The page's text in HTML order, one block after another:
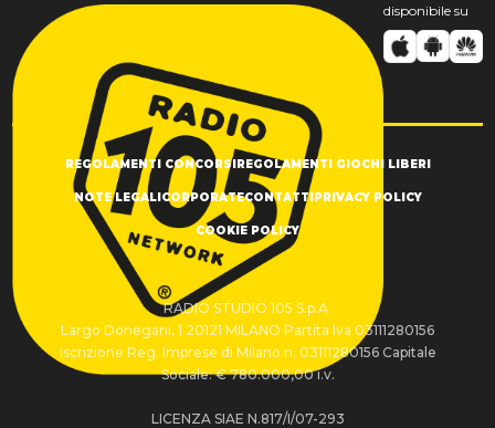
disponibile su
REGOLAMENTI CONCORSIREGOLAMENTI GIOCHI LIBERI
NOTE LEGALICORPORATECONTATTIPRIVACY POLICY
COOKIE POLICY
RADIO STUDIO 105 S.p.A.
Largo Donegani, 1 20121 MILANO Partita Iva 03111280156
Iscrizione Reg. Imprese di Milano n. 03111280156 Capitale
Sociale: € 780.000,00 i.v.
LICENZA SIAE N.817/I/07-293